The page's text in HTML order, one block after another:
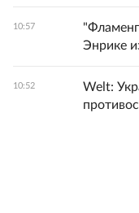
10:57
Энрике
10:52
Welt: